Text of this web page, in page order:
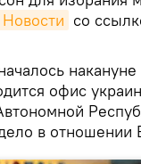
со
офис
в